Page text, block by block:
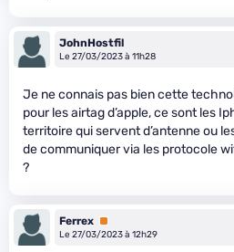
JohnHostfil
Le 27/03/2023 à 11h28
Je ne connais pas bien cette
pour les airtag d’apple, ce sont les
territoire qui servent d’antenne ou
de communiquer via les protocole
?
Ferrex Premium
Le 27/03/2023 à 12h29